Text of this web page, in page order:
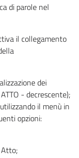
di parole nel
il collegamento
dei
- decrescente);
il menù in
opzioni: